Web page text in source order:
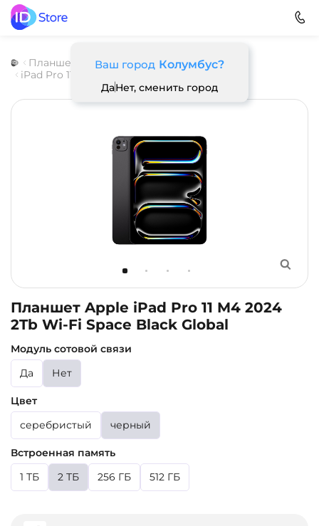
Ваш город Колумбус?
ДаНет, сменить город
Планшеты Apple
iPad Pro M4 (2024)
iPad Pro 11 M4
Планшет Apple iPad Pro 11 M4 2024
2Tb Wi-Fi Space Black Global
Модуль сотовой связи
Да
Нет
Цвет
серебристый
черный
Встроенная память
1 ТБ
2 ТБ 256 ГБ 512 ГБ